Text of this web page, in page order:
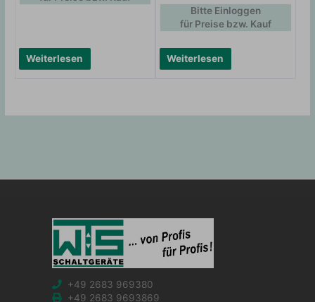
Weiterlesen Weiterlesen
Bitte Einloggen
für Preise bzw. Kauf
+49 2683 969380
+49 2683 9693869